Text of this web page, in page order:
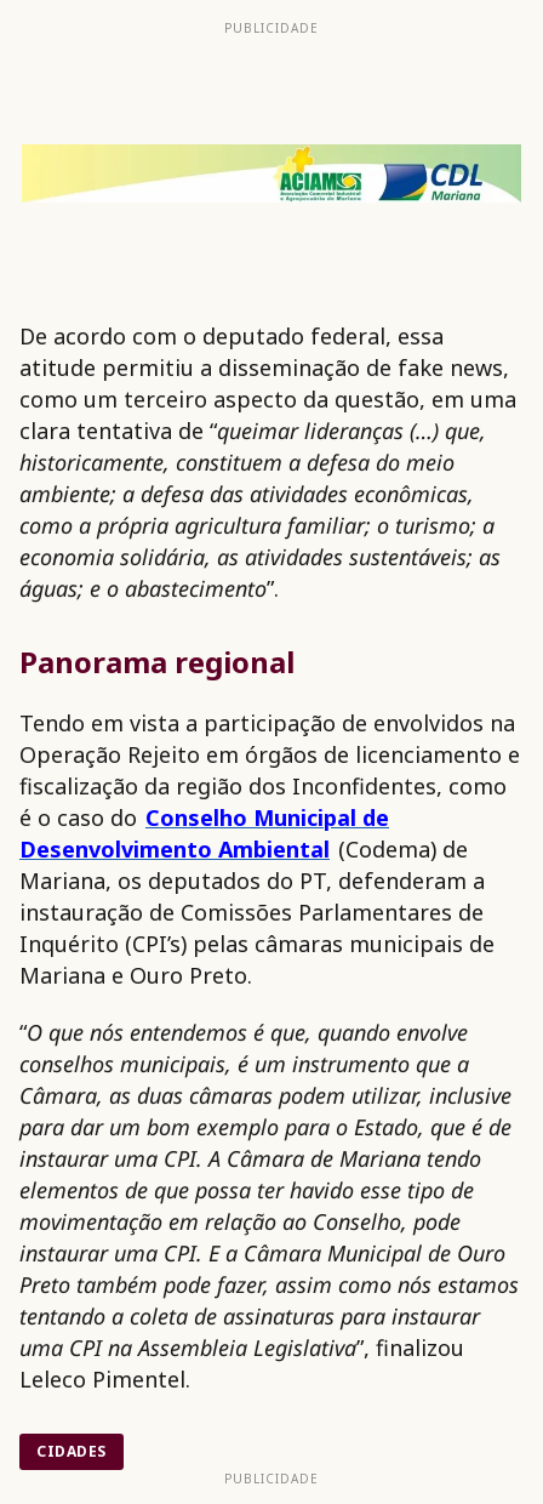
PUBLICIDADE
De acordo com o deputado federal, essa
atitude permitiu a disseminação de fake news,
como um terceiro aspecto da questão, em uma
clara tentativa de “queimar lideranças (…) que,
historicamente, constituem a defesa do meio
ambiente; a defesa das atividades econômicas,
como a própria agricultura familiar; o turismo; a
economia solidária, as atividades sustentáveis; as
águas; e o abastecimento”.
Panorama regional
Tendo em vista a participação de envolvidos na
Operação Rejeito em órgãos de licenciamento e
fiscalização da região dos Inconfidentes, como
é o caso do Conselho Municipal de
Desenvolvimento Ambiental (Codema) de
Mariana, os deputados do PT, defenderam a
instauração de Comissões Parlamentares de
Inquérito (CPI’s) pelas câmaras municipais de
Mariana e Ouro Preto.
“O que nós entendemos é que, quando envolve
conselhos municipais, é um instrumento que a
Câmara, as duas câmaras podem utilizar, inclusive
para dar um bom exemplo para o Estado, que é de
instaurar uma CPI. A Câmara de Mariana tendo
elementos de que possa ter havido esse tipo de
movimentação em relação ao Conselho, pode
instaurar uma CPI. E a Câmara Municipal de Ouro
Preto também pode fazer, assim como nós estamos
tentando a coleta de assinaturas para instaurar
uma CPI na Assembleia Legislativa”, finalizou
Leleco Pimentel.
CIDADES
PUBLICIDADE